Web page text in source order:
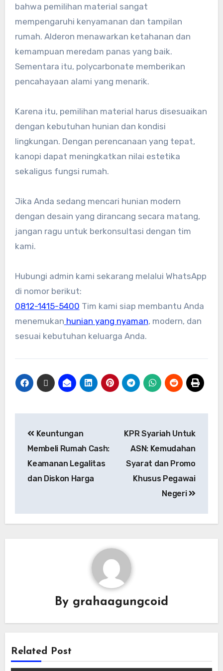
bahwa pemilihan material sangat
mempengaruhi kenyamanan dan tampilan
rumah. Alderon menawarkan ketahanan dan
kemampuan meredam panas yang baik.
Sementara itu, polycarbonate memberikan
pencahayaan alami yang menarik.
Karena itu, pemilihan material harus disesuaikan
dengan kebutuhan hunian dan kondisi
lingkungan. Dengan perencanaan yang tepat,
kanopi dapat meningkatkan nilai estetika
sekaligus fungsi rumah.
Jika Anda sedang mencari hunian modern
dengan desain yang dirancang secara matang,
jangan ragu untuk berkonsultasi dengan tim
kami.
Hubungi admin kami sekarang melalui WhatsApp
di nomor berikut:
0812-1415-5400 Tim kami siap membantu Anda
menemukan hunian yang nyaman, modern, dan
sesuai kebutuhan keluarga Anda.
Keuntungan
Membeli Rumah Cash:
Keamanan Legalitas
dan Diskon Harga
KPR Syariah Untuk
ASN: Kemudahan
Syarat dan Promo
Khusus Pegawai
Negeri
By grahaagungcoid
Related Post